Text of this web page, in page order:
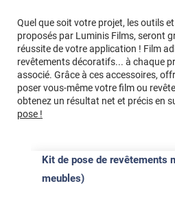
Quel que soit votre projet, les outils
proposés par Luminis Films, seront
réussite de votre application ! Film
revêtements décoratifs... à chaque
associé. Grâce à ces accessoires,
poser vous-même votre film ou
obtenez un résultat net et précis en
pose !
Kit de pose de revêtements
meubles)